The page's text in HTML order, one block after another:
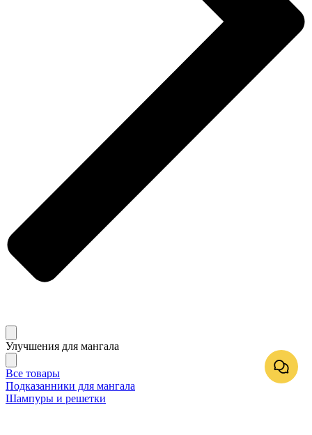
Улучшения для мангала
Все товары
Подказанники для мангала
Шампуры и решетки